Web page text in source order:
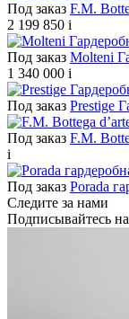
Под заказ F.M.
2 199 850 i
Под заказ Molteni
1 340 000 i
Под заказ Prestige
Под заказ F.M.
i
Под заказ Porada
Следите за нами
Подписывайтесь